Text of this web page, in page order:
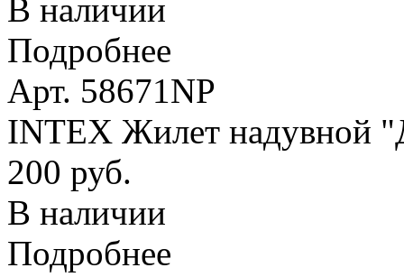
В наличии
Подробнее
Арт. 58671NP
INTEX Жилет надувной
200 руб.
В наличии
Подробнее